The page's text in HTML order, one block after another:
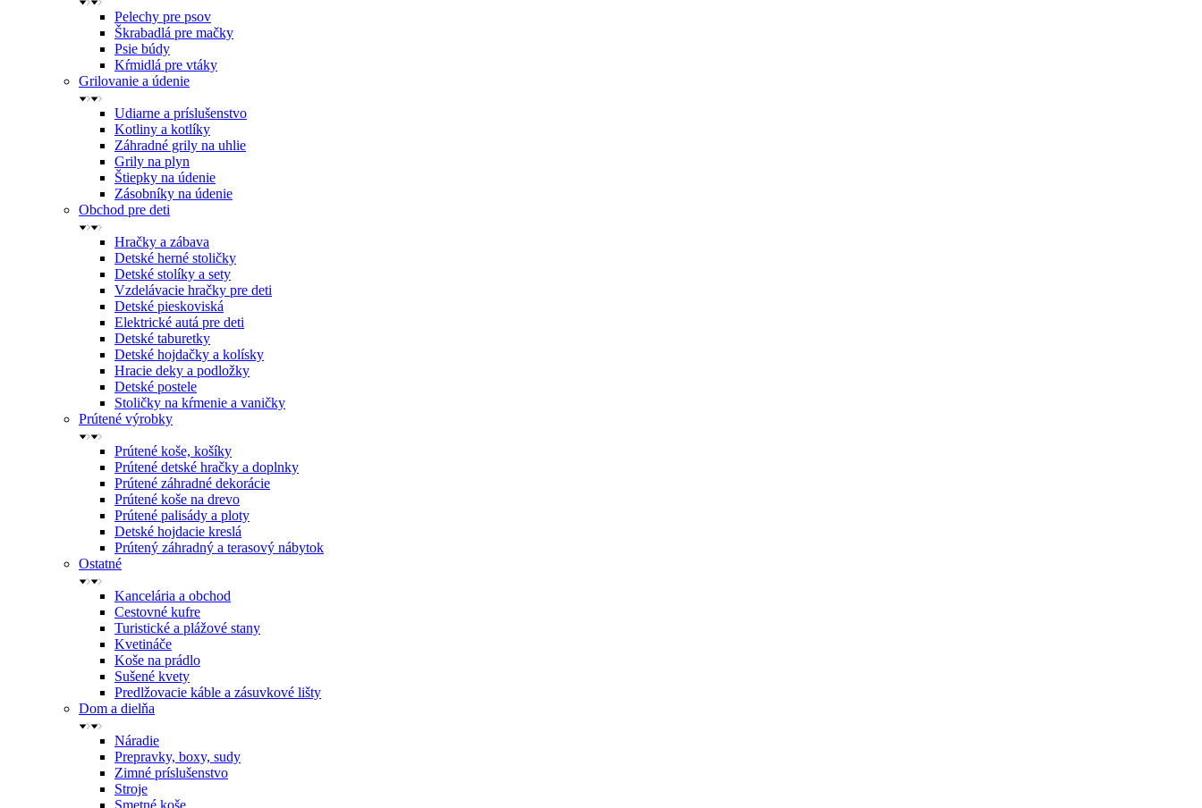
Pelechy pre psov
Škrabadlá pre mačky
Psie búdy
Kŕmidlá pre vtáky
Grilovanie a údenie
Udiarne a príslušenstvo
Kotliny a kotlíky
Záhradné grily na uhlie
Grily na plyn
Štiepky na údenie
Zásobníky na údenie
Obchod pre deti
Hračky a zábava
Detské herné stoličky
Detské stolíky a sety
Vzdelávacie hračky pre deti
Detské pieskoviská
Elektrické autá pre deti
Detské taburetky
Detské hojdačky a kolísky
Hracie deky a podložky
Detské postele
Stoličky na kŕmenie a vaničky
Prútené výrobky
Prútené koše, košíky
Prútené detské hračky a doplnky
Prútené záhradné dekorácie
Prútené koše na drevo
Prútené palisády a ploty
Detské hojdacie kreslá
Prútený záhradný a terasový nábytok
Ostatné
Kancelária a obchod
Cestovné kufre
Turistické a plážové stany
Kvetináče
Koše na prádlo
Sušené kvety
Predlžovacie káble a zásuvkové lišty
Dom a dielňa
Náradie
Prepravky, boxy, sudy
Zimné príslušenstvo
Stroje
Smetné koše